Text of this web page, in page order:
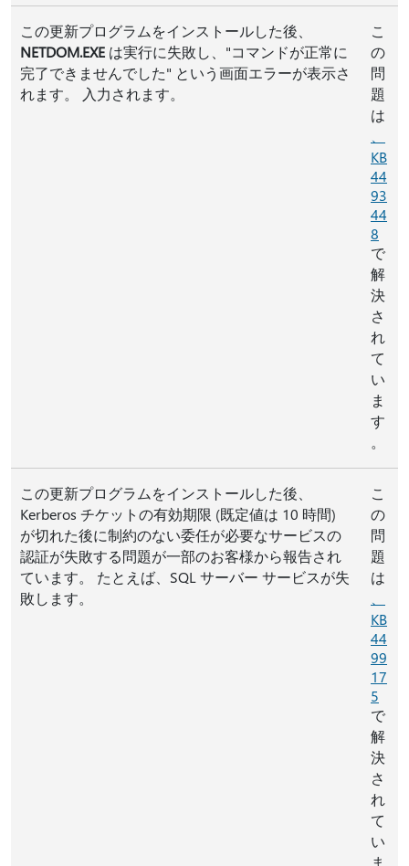
この更新プログラムをインストールした後、
NETDOM.EXE は実行に失敗し、"コマンドが正常に
完了できませんでした" という画面エラーが表示さ
れます。 入力されます。
こ
の
問
題
は
KB
44
93
44
8
で
解
決
さ
れ
て
い
ま
す
。
この更新プログラムをインストールした後、
Kerberos チケットの有効期限 (既定値は 10 時間)
が切れた後に制約のない委任が必要なサービスの
認証が失敗する問題が一部のお客様から報告され
ています。 たとえば、SQL サーバー サービスが失
敗します。
こ
の
問
題
は
KB
44
99
17
5
で
解
決
さ
れ
て
い
ま